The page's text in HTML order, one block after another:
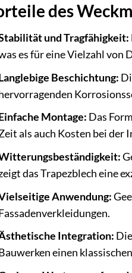
des
und Tragfähigkeit:
es für eine Vielzahl von
Beschichtung:
Montage: Das
als auch Kosten bei der
das Trapezblech eine
Anwendung:
Integration:
einen